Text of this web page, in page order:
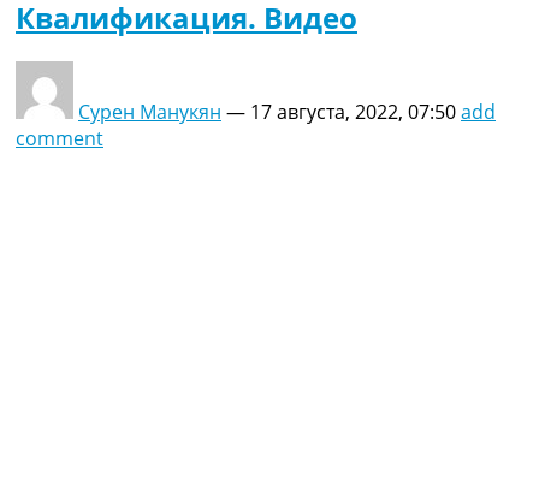
Квалификация. Видео
Сурен Манукян — 17 августа, 2022, 07:50add
comment